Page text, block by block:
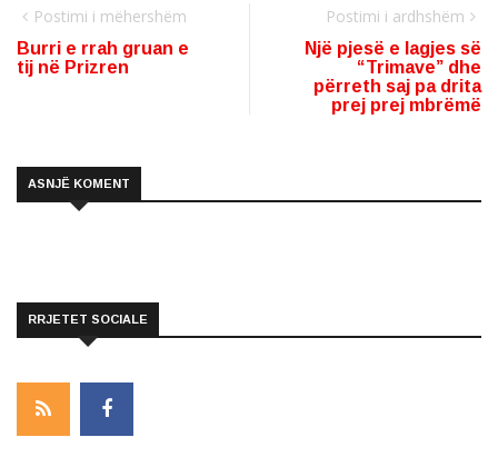
Postimi i mëhershëm
Burri e rrah gruan e
tij në Prizren
Postimi i ardhshëm
Një pjesë e lagjes së
“Trimave” dhe
përreth saj pa drita
prej prej mbrëmë
ASNJË KOMENT
RRJETET SOCIALE